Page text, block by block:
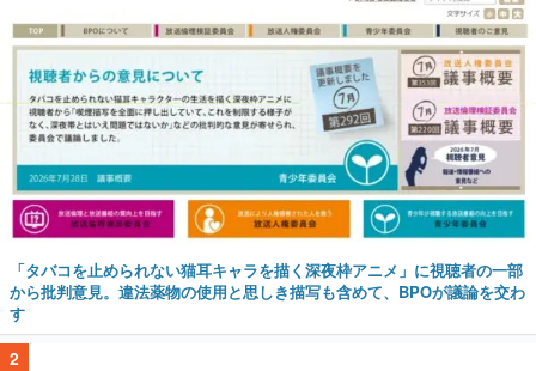
「タバコを止められない猫耳キャラを描く深夜枠アニメ」に視聴者の一部
から批判意見。違法薬物の使用と思しき描写も含めて、BPOが議論を交わ
す
2